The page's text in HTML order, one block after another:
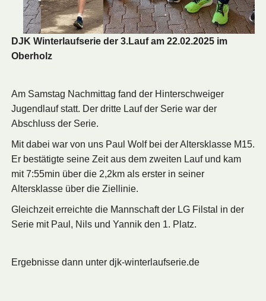
DJK Winterlaufserie der 3.Lauf am 22.02.2025 im
Oberholz
Am Samstag Nachmittag fand der Hinterschweiger
Jugendlauf statt. Der dritte Lauf der Serie war der
Abschluss der Serie.
Mit dabei war von uns Paul Wolf bei der Altersklasse M15.
Er bestätigte seine Zeit aus dem zweiten Lauf und kam
mit 7:55min über die 2,2km als erster in seiner
Altersklasse über die Ziellinie.
Gleichzeit erreichte die Mannschaft der LG Filstal in der
Serie mit Paul, Nils und Yannik den 1. Platz.
Ergebnisse dann unter djk-winterlaufserie.de